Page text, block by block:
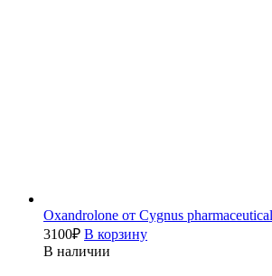
Oxandrolone от Cygnus
3100₽ В корзину
В наличии